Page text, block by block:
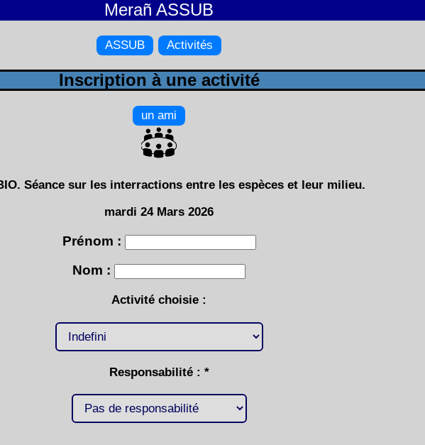
Merañ ASSUB
ASSUB Activités
Inscription à une activité
un ami
Séance sur les interractions entre les espèces et leur milieu.
mardi 24 Mars 2026
Prénom :
Nom :
Activité choisie :
Responsabilité : *